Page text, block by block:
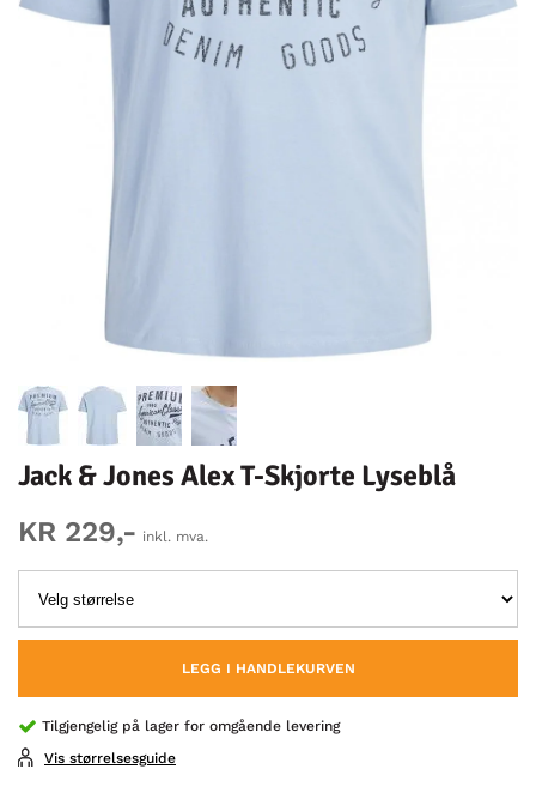
Jack & Jones Alex T-Skjorte Lyseblå
KR 229,- inkl. mva.
LEGG I HANDLEKURVEN
Tilgjengelig på lager for omgående levering
Vis størrelsesguide